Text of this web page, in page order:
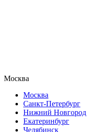
Москва
Москва
Санкт-Петербург
Нижний Новгород
Екатеринбург
Челябинск